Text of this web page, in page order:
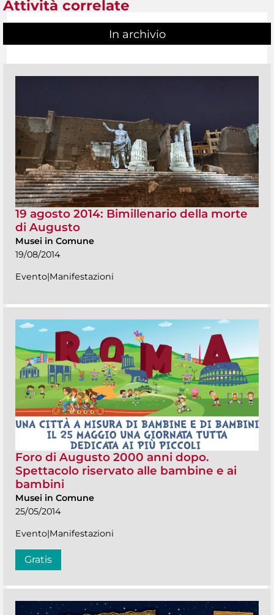
Attività correlate
In archivio
19 agosto 2014: Bimillenario della morte
di Augusto
Musei in Comune
19/08/2014
Evento|Manifestazioni
Foro di Augusto 2000 anni dopo.
Spettacolo riservato alle bambine e ai
bambini
Musei in Comune
25/05/2014
Evento|Manifestazioni
Gratis